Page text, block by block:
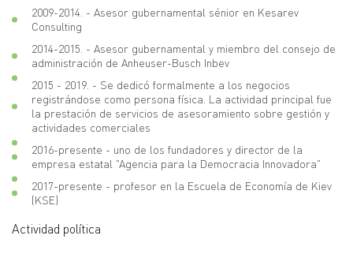
2009-2014. - Asesor gubernamental sénior en Kesarev
Consulting
2014-2015. - Asesor gubernamental y miembro del consejo de
administración de Anheuser-Busch Inbev
2015 - 2019. - Se dedicó formalmente a los negocios
registrándose como persona física. La actividad principal fue
la prestación de servicios de asesoramiento sobre gestión y
actividades comerciales
2016-presente - uno de los fundadores y director de la
empresa estatal "Agencia para la Democracia Innovadora"
2017-presente - profesor en la Escuela de Economía de Kiev
(KSE)
Actividad política